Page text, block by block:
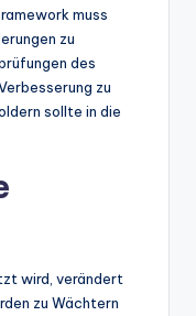
muss
zu
des
zu
sollte in die
wird, verändert
zu Wächtern